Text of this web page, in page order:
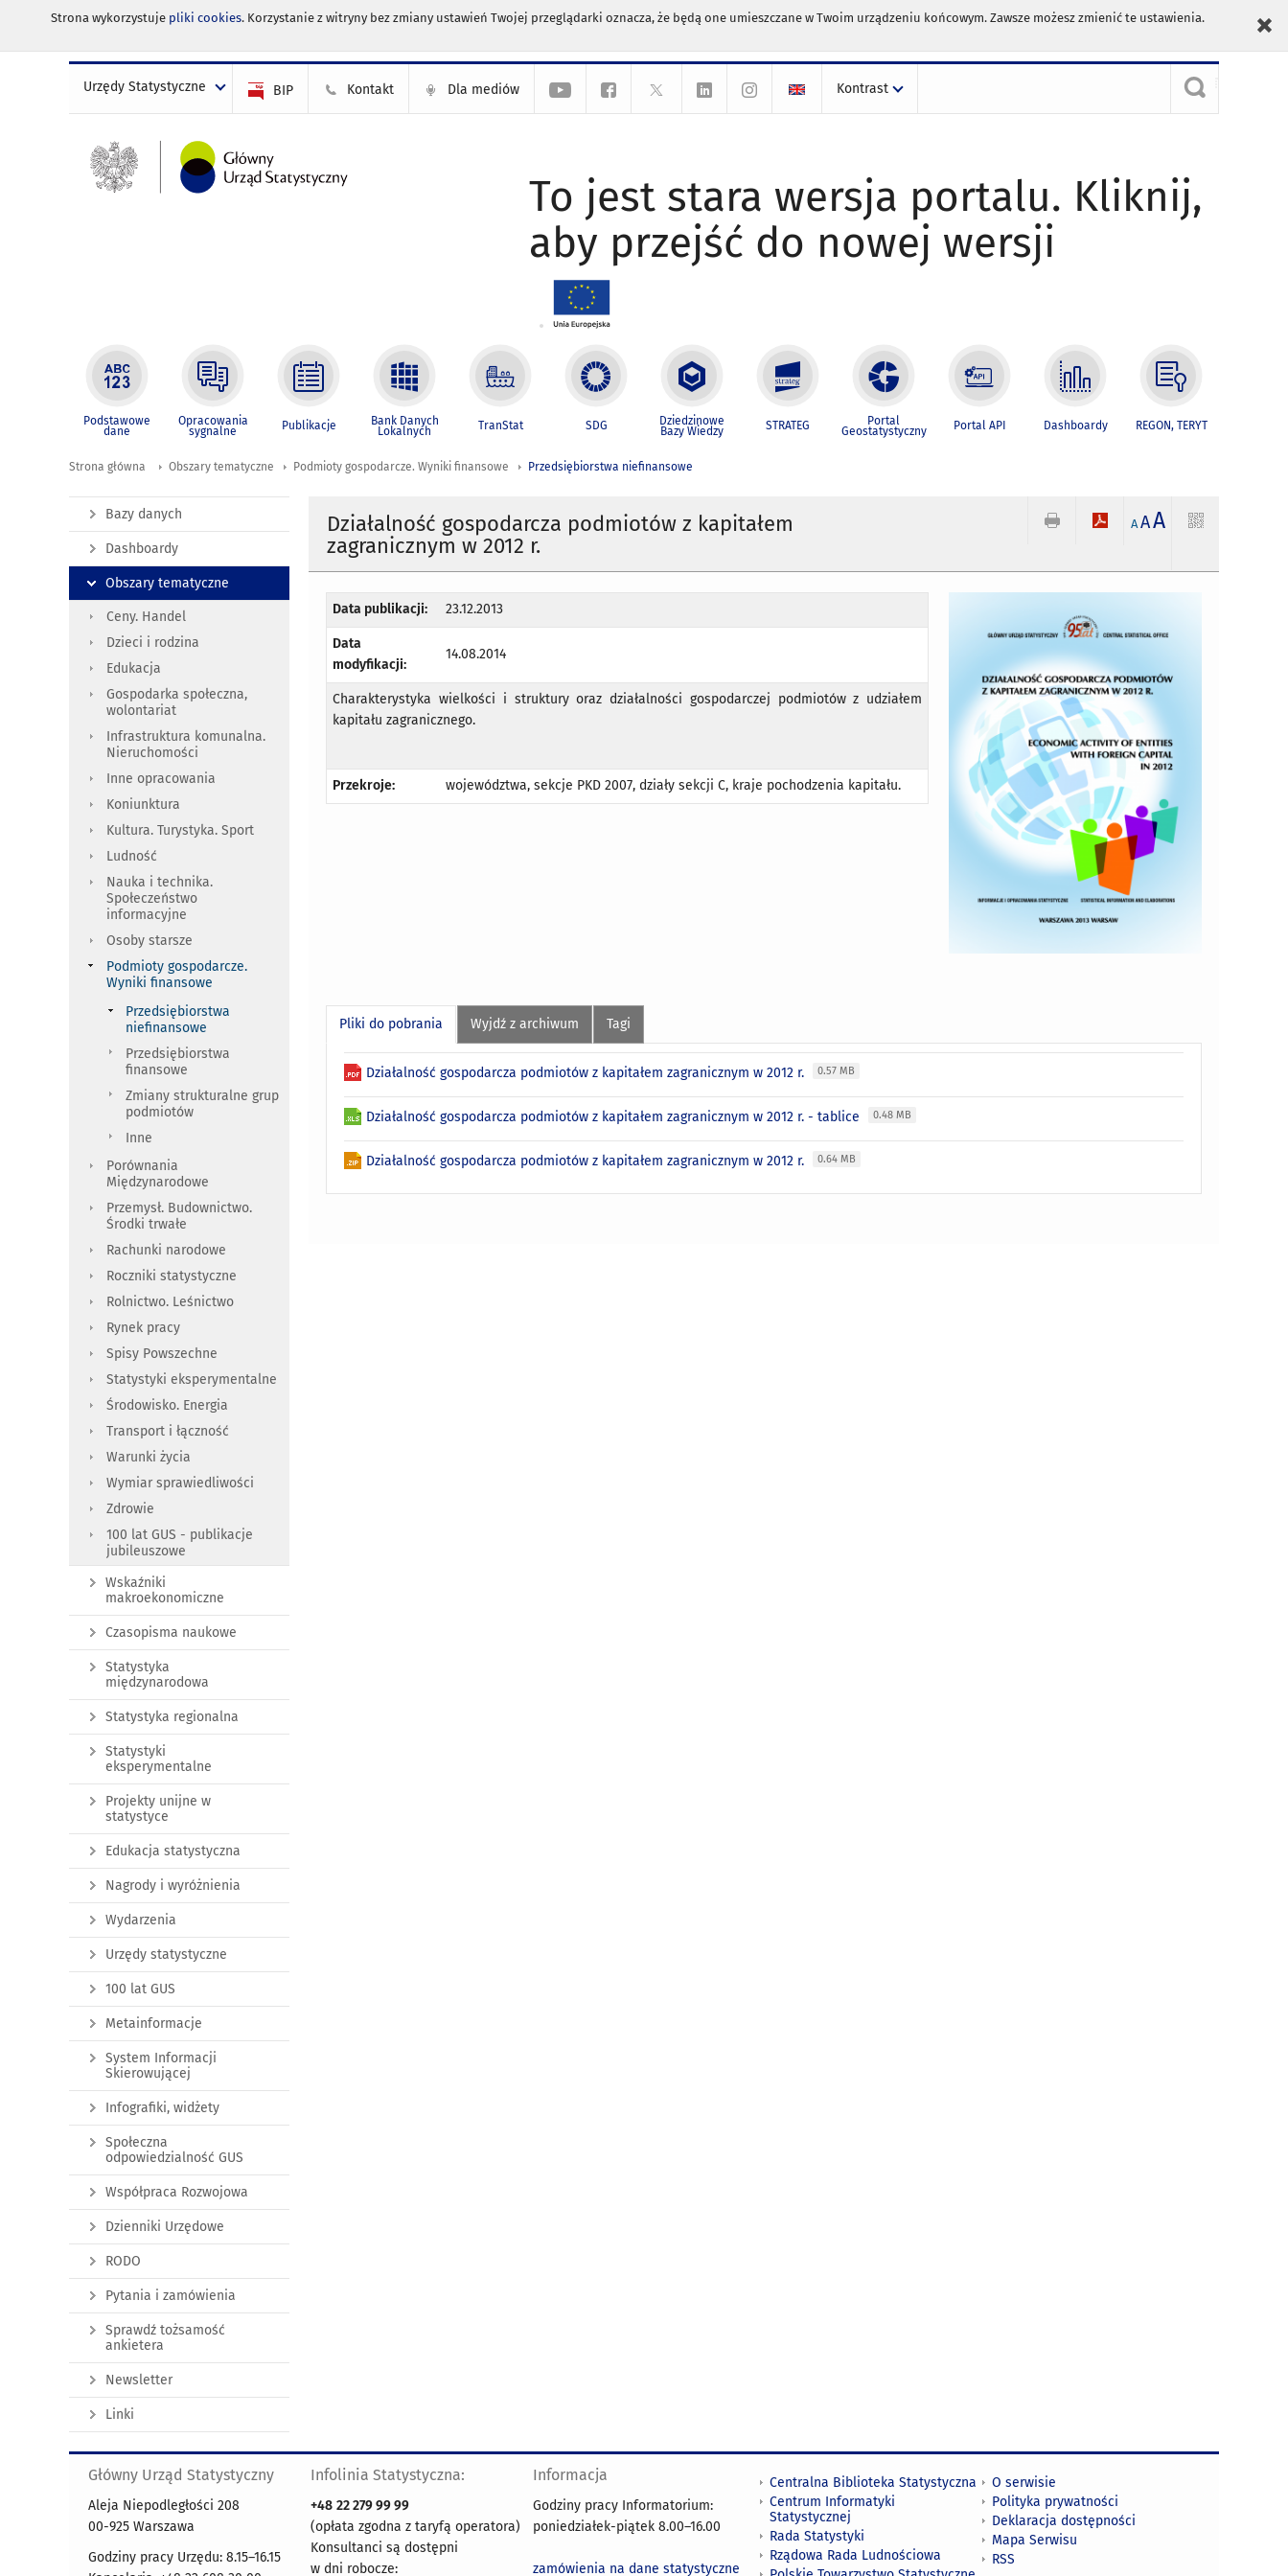
Strona wykorzystuje pliki cookies. Korzystanie z witryny bez zmiany ustawień Twojej przeglądarki oznacza, że będą one umieszczane w Twoim urządzeniu końcowym. Zawsze możesz zmienić te ustawienia.
Urzędy Statystyczne BIP Kontakt Dla mediów Kontrast
To jest stara wersja portalu. Kliknij,
aby przejść do nowej wersji
Podstawowe
dane
Opracowania
sygnalne Publikacje Bank Danych
Lokalnych TranStat SDG Dziedzinowe
Bazy Wiedzy STRATEG Portal
Geostatystyczny Portal API Dashboardy REGON, TERYT
Strona główna Obszary tematyczne Podmioty gospodarcze. Wyniki finansowe Przedsiębiorstwa niefinansowe
Działalność gospodarcza podmiotów z kapitałem
zagranicznym w 2012 r.
A AA
Data publikacji: 23.12.2013
Data
modyfikacji:
14.08.2014
Charakterystyka wielkości i struktury oraz działalności gospodarczej podmiotów z udziałem
kapitału zagranicznego.
Przekroje: województwa, sekcje PKD 2007, działy sekcji C, kraje pochodzenia kapitału.
Pliki do pobrania Wyjdź z archiwum Tagi
Działalność gospodarcza podmiotów z kapitałem zagranicznym w 2012 r. 0.57 MB
Działalność gospodarcza podmiotów z kapitałem zagranicznym w 2012 r. - tablice 0.48 MB
Działalność gospodarcza podmiotów z kapitałem zagranicznym w 2012 r. 0.64 MB
Bazy danych
Dashboardy
Obszary tematyczne
Ceny. Handel
Dzieci i rodzina
Edukacja
Gospodarka społeczna,
wolontariat
Infrastruktura komunalna.
Nieruchomości
Inne opracowania
Koniunktura
Kultura. Turystyka. Sport
Ludność
Nauka i technika.
Społeczeństwo
informacyjne
Osoby starsze
Podmioty gospodarcze.
Wyniki finansowe
Przedsiębiorstwa
niefinansowe
Przedsiębiorstwa
finansowe
Zmiany strukturalne grup
podmiotów
Inne
Porównania
Międzynarodowe
Przemysł. Budownictwo.
Środki trwałe
Rachunki narodowe
Roczniki statystyczne
Rolnictwo. Leśnictwo
Rynek pracy
Spisy Powszechne
Statystyki eksperymentalne
Środowisko. Energia
Transport i łączność
Warunki życia
Wymiar sprawiedliwości
Zdrowie
100 lat GUS - publikacje
jubileuszowe
Wskaźniki
makroekonomiczne
Czasopisma naukowe
Statystyka
międzynarodowa
Statystyka regionalna
Statystyki
eksperymentalne
Projekty unijne w
statystyce
Edukacja statystyczna
Nagrody i wyróżnienia
Wydarzenia
Urzędy statystyczne
100 lat GUS
Metainformacje
System Informacji
Skierowującej
Infografiki, widżety
Społeczna
odpowiedzialność GUS
Współpraca Rozwojowa
Dzienniki Urzędowe
RODO
Pytania i zamówienia
Sprawdź tożsamość
ankietera
Newsletter
Linki
Główny Urząd Statystyczny
Aleja Niepodległości 208
00-925 Warszawa
Godziny pracy Urzędu: 8.15–16.15
Infolinia Statystyczna:
+48 22 279 99 99
(opłata zgodna z taryfą operatora)
Konsultanci są dostępni
w dni robocze:
Informacja
Godziny pracy Informatorium:
poniedziałek-piątek 8.00–16.00
zamówienia na dane statystyczne
Centralna Biblioteka Statystyczna
Centrum Informatyki
Statystycznej
Rada Statystyki
Rządowa Rada Ludnościowa
O serwisie
Polityka prywatności
Deklaracja dostępności
Mapa Serwisu
RSS